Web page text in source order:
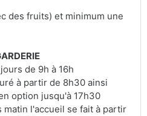
des fruits) et minimum une
de 9h à 16h
à partir de 8h30 ainsi
option jusqu'à 17h30
l'accueil se fait à partir